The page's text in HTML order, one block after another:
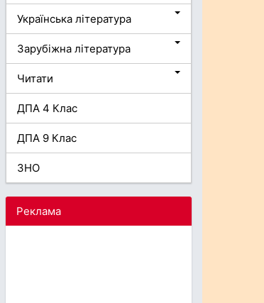
Українська література
Зарубіжна література
Читати
ДПА 4 Клас
ДПА 9 Клас
ЗНО
Реклама